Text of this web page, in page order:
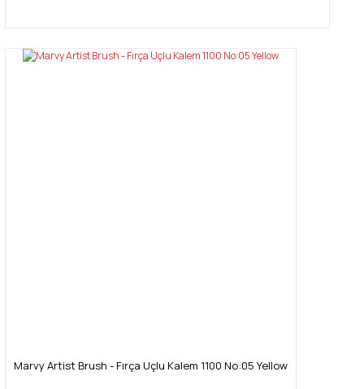
Marvy Artist Brush - Fırça Uçlu Kalem 1100 No:05 Yellow